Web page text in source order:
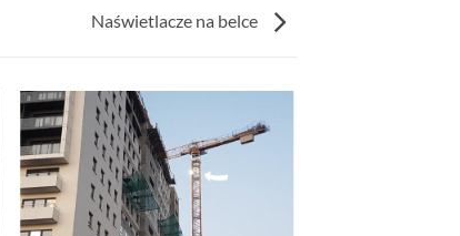
Naświetlacze na belce